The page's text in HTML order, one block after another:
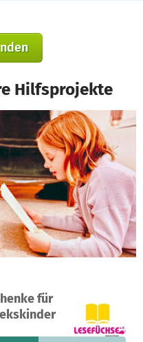
Hilfsprojekte
für
7.112 €
fehlen noch